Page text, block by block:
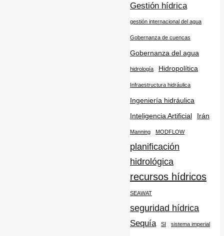
Gestión hídrica
gestión internacional del agua
Gobernanza de cuencas
Gobernanza del agua
hidrología Hidropolítica
Infraestructura hidráulica
Ingeniería hidráulica
Inteligencia Artificial
Irán
Manning MODFLOW
planificación
hidrológica
recursos hídricos
SEAWAT
seguridad hídrica
Sequía SI sistema imperial